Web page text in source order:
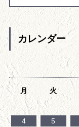
カレンダー
月 火
4
5